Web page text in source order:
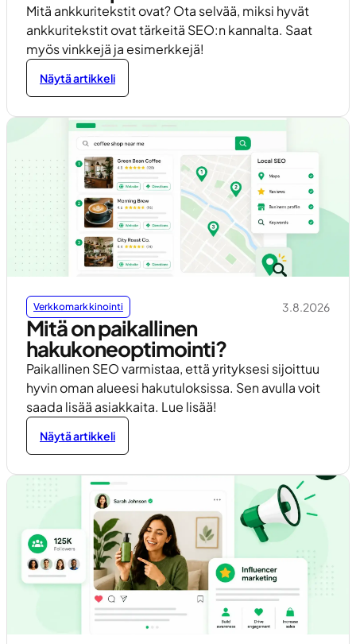
Mitä ankkuritekstit ovat? Ota selvää, miksi hyvät
ankkuritekstit ovat tärkeitä SEO:n kannalta. Saat
myös vinkkejä ja esimerkkejä!
Näytä artikkeli
Verkkomarkkinointi 3.8.2026
Mitä on paikallinen
hakukoneoptimointi?
Paikallinen SEO varmistaa, että yrityksesi sijoittuu
hyvin oman alueesi hakutuloksissa. Sen avulla voit
saada lisää asiakkaita. Lue lisää!
Näytä artikkeli